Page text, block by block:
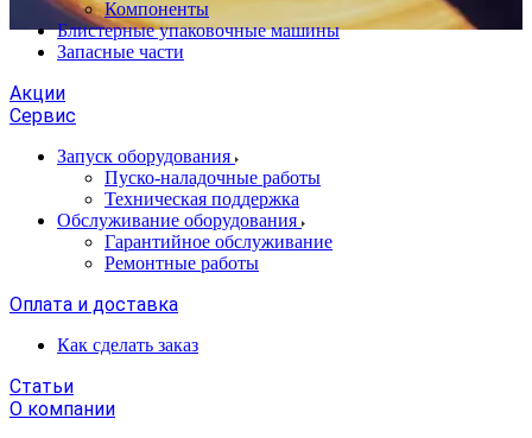
Компоненты
Блистерные упаковочные машины
Запасные части
Акции
Сервис
Запуск оборудования
Пуско-наладочные работы
Техническая поддержка
Обслуживание оборудования
Гарантийное обслуживание
Ремонтные работы
Оплата и доставка
Как сделать заказ
Статьи
О компании